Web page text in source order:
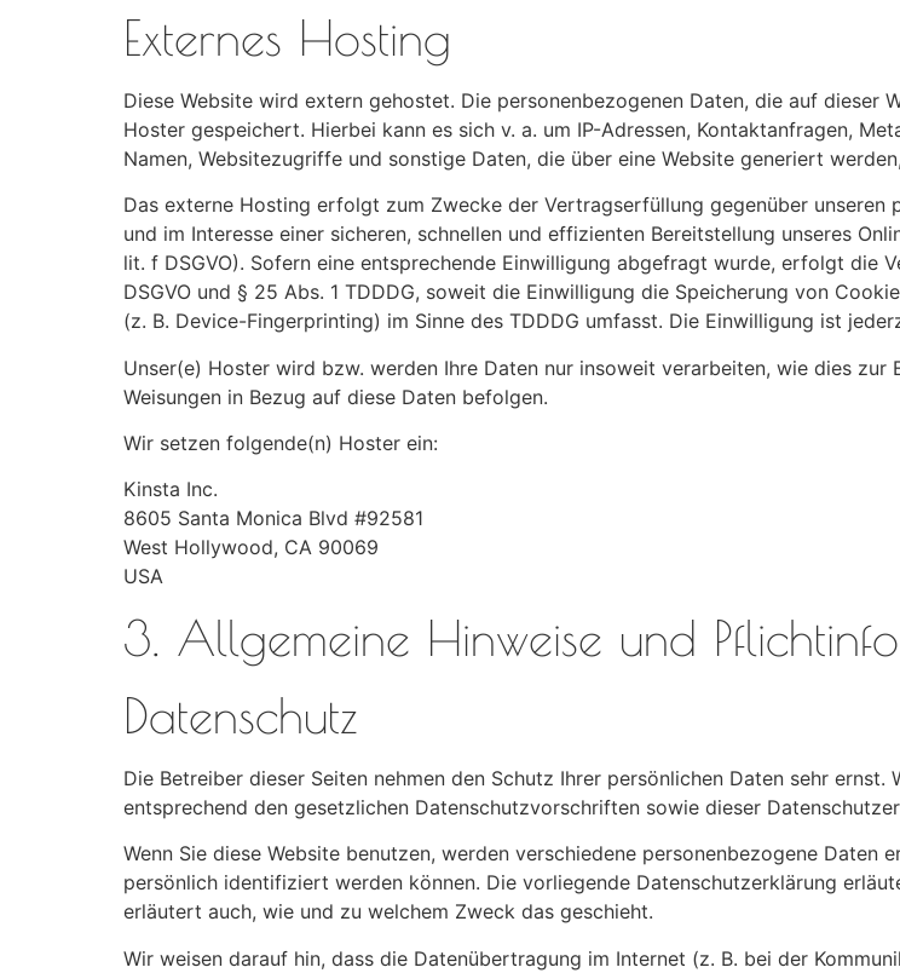
Externes Hosting
Diese Website wird extern gehostet. Die personenbezogenen Daten, die auf
Hoster gespeichert. Hierbei kann es sich v. a. um IP-Adressen, Kontaktanfragen,
Namen, Websitezugriffe und sonstige Daten, die über eine Website generiert
Das externe Hosting erfolgt zum Zwecke der Vertragserfüllung gegenüber unseren
und im Interesse einer sicheren, schnellen und effizienten Bereitstellung unseres
lit. f DSGVO). Sofern eine entsprechende Einwilligung abgefragt wurde, erfolgt die
DSGVO und § 25 Abs. 1 TDDDG, soweit die Einwilligung die Speicherung von
(z. B. Device-Fingerprinting) im Sinne des TDDDG umfasst. Die Einwilligung ist
Unser(e) Hoster wird bzw. werden Ihre Daten nur insoweit verarbeiten, wie dies
Weisungen in Bezug auf diese Daten befolgen.
Wir setzen folgende(n) Hoster ein:
Kinsta Inc.
8605 Santa Monica Blvd #92581
West Hollywood, CA 90069
USA
3. Allgemeine Hinweise und
Datenschutz
Die Betreiber dieser Seiten nehmen den Schutz Ihrer persönlichen Daten sehr
entsprechend den gesetzlichen Datenschutzvorschriften sowie dieser
Wenn Sie diese Website benutzen, werden verschiedene personenbezogene Daten
persönlich identifiziert werden können. Die vorliegende Datenschutzerklärung
erläutert auch, wie und zu welchem Zweck das geschieht.
Wir weisen darauf hin, dass die Datenübertragung im Internet (z. B. bei der